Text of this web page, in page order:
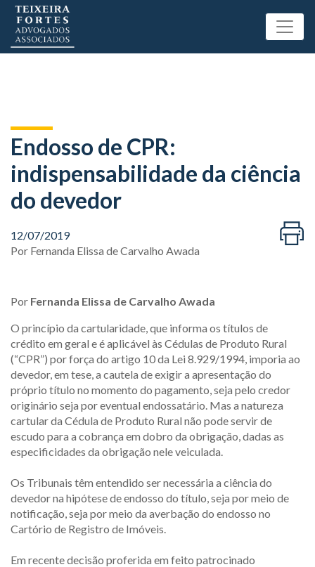
Endosso de CPR:
indispensabilidade da ciência
do devedor
12/07/2019
Por Fernanda Elissa de Carvalho Awada
Por Fernanda Elissa de Carvalho Awada
O princípio da cartularidade, que informa os títulos de
crédito em geral e é aplicável às Cédulas de Produto Rural
(“CPR”) por força do artigo 10 da Lei 8.929/1994, imporia ao
devedor, em tese, a cautela de exigir a apresentação do
próprio título no momento do pagamento, seja pelo credor
originário seja por eventual endossatário. Mas a natureza
cartular da Cédula de Produto Rural não pode servir de
escudo para a cobrança em dobro da obrigação, dadas as
especificidades da obrigação nele veiculada.
Os Tribunais têm entendido ser necessária a ciência do
devedor na hipótese de endosso do título, seja por meio de
notificação, seja por meio da averbação do endosso no
Cartório de Registro de Imóveis.
Em recente decisão proferida em feito patrocinado